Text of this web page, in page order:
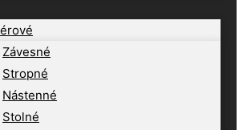
Závesné
Stropné
Nástenné
Stolné